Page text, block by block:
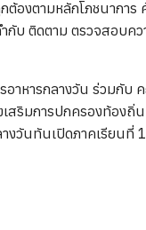
องตามหลักโภชนาการ
กับ ติดตาม ตรวจสอบค
าหารกลางวัน ร่วมกับ
สริมการปกครองท้องถิ่
างวันทันเปิดภาคเรียน